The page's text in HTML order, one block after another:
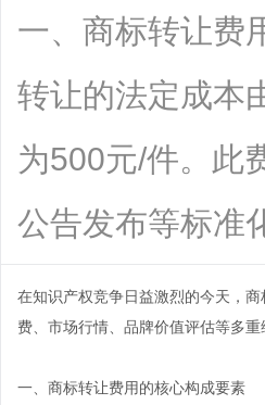
一、商标转让费
转让的法定成本
为500元/件。此
公告发布等标准
在知识产权竞争日益激烈的今天， 商
费、市场行情、品牌价值评估等多重
一、商标转让费用的核心构成要素